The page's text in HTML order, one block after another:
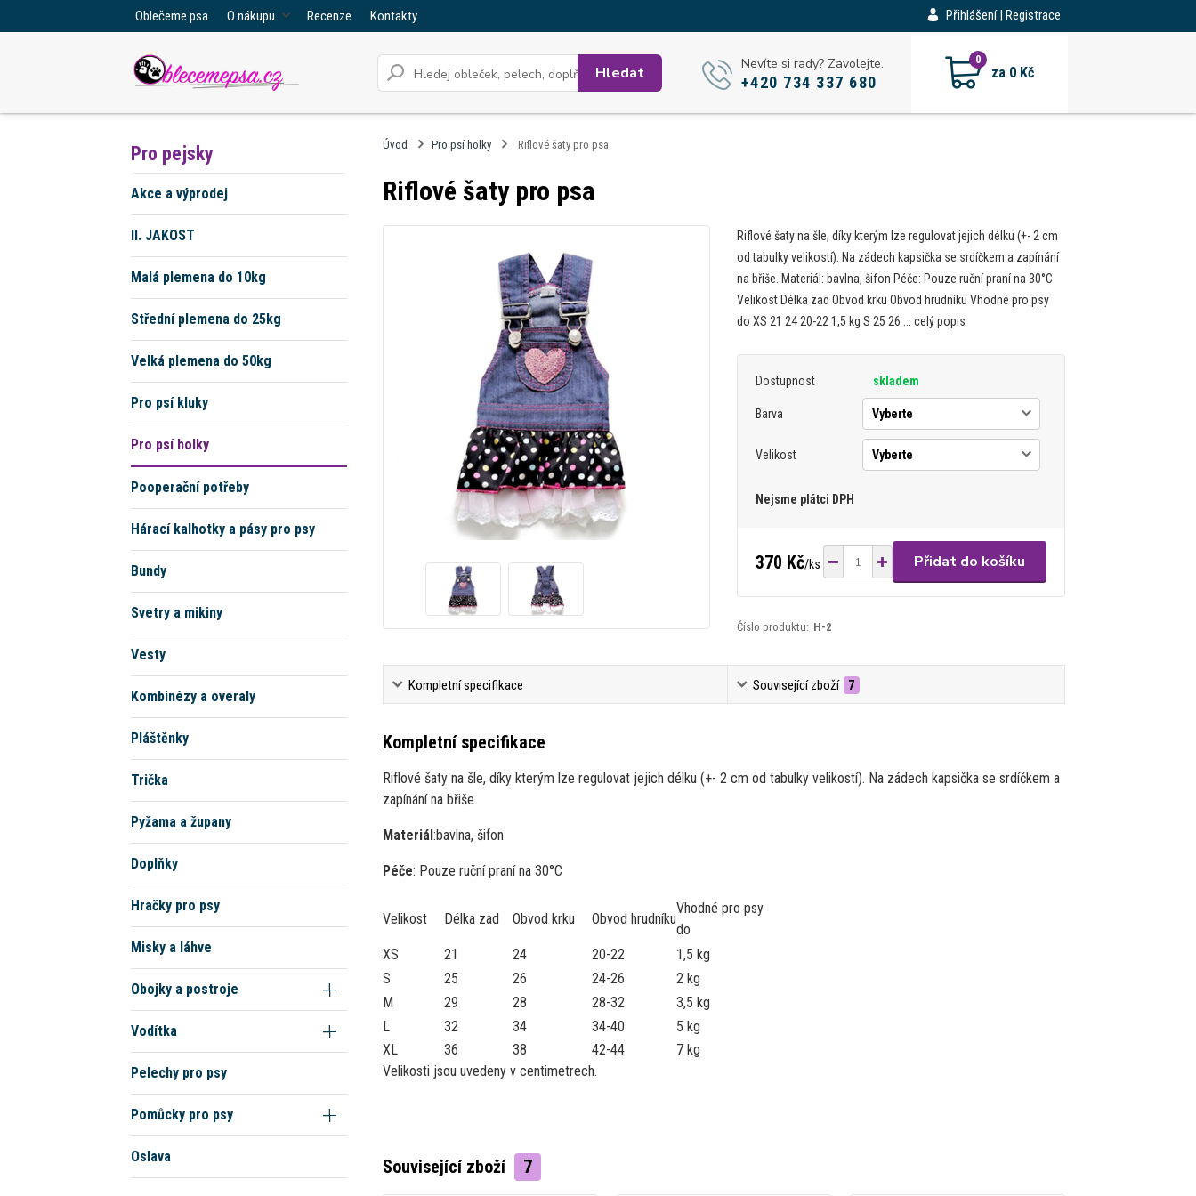
Oblečeme psa O nákupu Recenze Kontakty Přihlášení | Registrace
Hledat Nevíte si rady? Zavolejte.
+420 734 337 680
0
za 0 Kč
Pro pejsky
Akce a výprodej
II. JAKOST
Malá plemena do 10kg
Střední plemena do 25kg
Velká plemena do 50kg
Pro psí kluky
Pro psí holky
Pooperační potřeby
Hárací kalhotky a pásy pro psy
Bundy
Svetry a mikiny
Vesty
Kombinézy a overaly
Pláštěnky
Trička
Pyžama a župany
Doplňky
Hračky pro psy
Misky a láhve
Obojky a postroje
Vodítka
Pelechy pro psy
Pomůcky pro psy
Oslava
Úvod Pro psí holky Riflové šaty pro psa
Riflové šaty pro psa
Riflové šaty na šle, díky kterým lze regulovat jejich délku (+- 2 cm
od tabulky velikostí). Na zádech kapsička se srdíčkem a zapínání
na břiše. Materiál: bavlna, šifon Péče: Pouze ruční praní na 30°C
Velikost Délka zad Obvod krku Obvod hrudníku Vhodné pro psy
do XS 21 24 20-22 1,5 kg S 25 26 ...celý popis
Dostupnost skladem
Barva
Velikost
Nejsme plátci DPH
370 Kč/ks Přidat do košíku
Číslo produktu: H-2
Kompletní specifikace Související zboží 7
Kompletní specifikace
Riflové šaty na šle, díky kterým lze regulovat jejich délku (+- 2 cm od tabulky velikostí). Na zádech kapsička se srdíčkem a
zapínání na břiše.
Materiál:bavlna, šifon
Péče: Pouze ruční praní na 30°C
Velikost Délka zad Obvod krku Obvod hrudníku
Vhodné pro psy
do
XS
21 24 20-22
1,5 kg
S
25 26 24-26
2 kg
M
29 28 28-32
3,5 kg
L
32 34 34-40
5 kg
XL
36 38 42-44
7 kg
Velikosti jsou uvedeny v centimetrech.
Související zboží 7